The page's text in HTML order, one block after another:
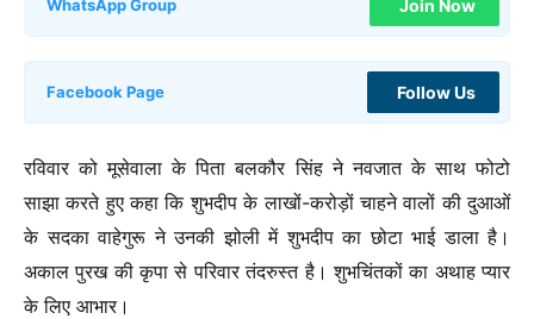
WhatsApp Group Join Now
Facebook Page Follow Us
रविवार को मूसेवाला के पिता बलकौर सिंह ने नवजात के साथ फोटो
साझा करते हुए कहा कि शुभदीप के लाखों-करोड़ों चाहने वालों की दुआओं
के सदका वाहेगुरू ने उनकी झोली में शुभदीप का छोटा भाई डाला है।
अकाल पुरख की कृपा से परिवार तंदरुस्त है। शुभचिंतकों का अथाह प्यार
के लिए आभार।